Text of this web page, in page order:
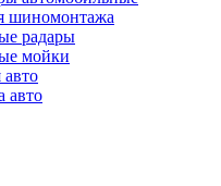
шиномонтажа
радары
мойки
авто